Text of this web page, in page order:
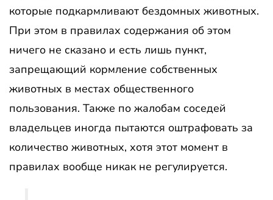
которые подкармливают бездомных животных.
При этом в правилах содержания об этом
ничего не сказано и есть лишь пункт,
запрещающий кормление собственных
животных в местах общественного
пользования. Также по жалобам соседей
владельцев иногда пытаются оштрафовать за
количество животных, хотя этот момент в
правилах вообще никак не регулируется.